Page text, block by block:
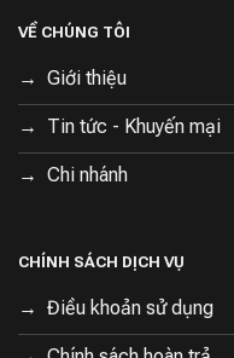
Đánh giá chi tiết
VỀ CHÚNG TÔI
Giới thiệu
Tin tức - Khuyến mại
Chi nhánh
CHÍNH SÁCH DỊCH VỤ
Điều khoản sử dụng